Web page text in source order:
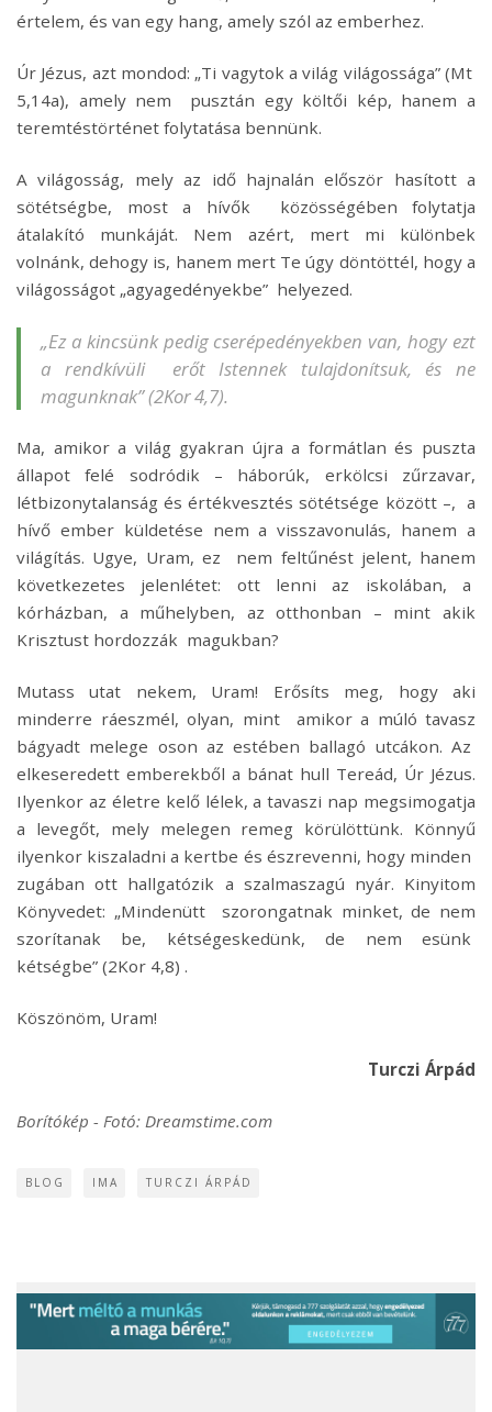
értelem, és van egy hang, amely szól az emberhez.
Úr Jézus, azt mondod: „Ti vagytok a világ világossága” (Mt
5,14a), amely nem pusztán egy költői kép, hanem a
teremtéstörténet folytatása bennünk.
A világosság, mely az idő hajnalán először hasított a
sötétségbe, most a hívők közösségében folytatja
átalakító munkáját. Nem azért, mert mi különbek
volnánk, dehogy is, hanem mert Te úgy döntöttél, hogy a
világosságot „agyagedényekbe” helyezed.
„Ez a kincsünk pedig cserépedényekben van, hogy ezt
a rendkívüli erőt Istennek tulajdonítsuk, és ne
magunknak” (2Kor 4,7).
Ma, amikor a világ gyakran újra a formátlan és puszta
állapot felé sodródik – háborúk, erkölcsi zűrzavar,
létbizonytalanság és értékvesztés sötétsége között –, a
hívő ember küldetése nem a visszavonulás, hanem a
világítás. Ugye, Uram, ez nem feltűnést jelent, hanem
következetes jelenlétet: ott lenni az iskolában, a
kórházban, a műhelyben, az otthonban – mint akik
Krisztust hordozzák magukban?
Mutass utat nekem, Uram! Erősíts meg, hogy aki
minderre ráeszmél, olyan, mint amikor a múló tavasz
bágyadt melege oson az estében ballagó utcákon. Az
elkeseredett emberekből a bánat hull Tereád, Úr Jézus.
Ilyenkor az életre kelő lélek, a tavaszi nap megsimogatja
a levegőt, mely melegen remeg körülöttünk. Könnyű
ilyenkor kiszaladni a kertbe és észrevenni, hogy minden
zugában ott hallgatózik a szalmaszagú nyár. Kinyitom
Könyvedet: „Mindenütt szorongatnak minket, de nem
szorítanak be, kétségeskedünk, de nem esünk
kétségbe” (2Kor 4,8) .
Köszönöm, Uram!
Turczi Árpád
Borítókép - Fotó: Dreamstime.com
BLOG IMA TURCZI ÁRPÁD